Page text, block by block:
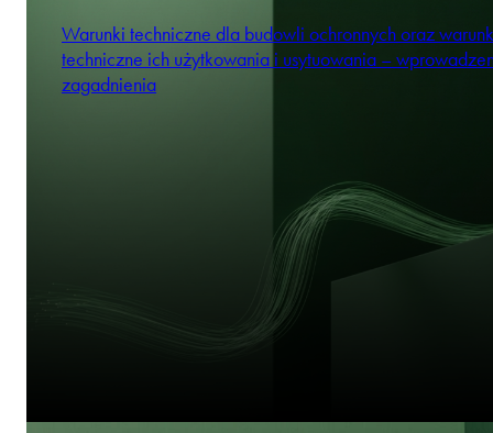
Warunki techniczne dla budowli ochronnych oraz
techniczne ich użytkowania i usytuowania –
zagadnienia